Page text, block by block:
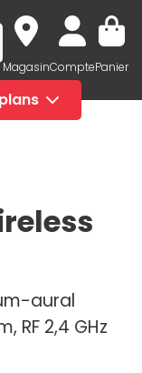
MagasinComptePanier
aural
RF 2,4 GHz